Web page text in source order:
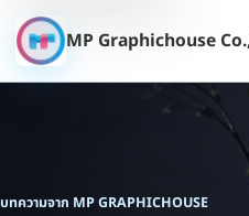
MP Graphichouse
บทความจาก MP GRAPHICHOUSE